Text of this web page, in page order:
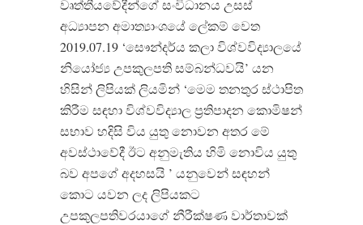
වෘත්තීයවේදීන්ගේ සංවිධානය උසස්
අධ්‍යාපන අමාත්‍යාංශයේ ලේකම් වෙත
2019.07.19 ‘සෞන්දර්ය කලා විශ්වවිද්‍යාලයේ
නියෝජ්‍ය උපකුලපති සම්බන්ධවයි’ යන
හිසින් ලිපියක් ලියමින් ‘මෙම තනතුර ස්ථාපිත
කිරීම සඳහා විශ්වවිද්‍යාල ප්‍රතිපාදන කොමිෂන්
සභාව හදිසි විය යුතු නොවන අතර මේ
අවස්ථාවේදී ඊට අනුමැතිය හිමි නොවිය යුතු
බව අපගේ අදහසයි ’ යනුවෙන් සඳහන්
කොට යවන ලද ලිපියකට
උපකුලපතිවරයාගේ නීරීක්ෂණ වාර්තාවක්